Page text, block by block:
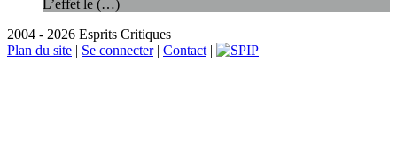
L’effet le (…)
2004 - 2026 Esprits Critiques
Plan du site | Se connecter| Contact |